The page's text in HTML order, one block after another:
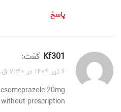
پاسخ
kf301 گفت:
۶ تیر ۱۴۰۴ در ۷:۳۰ ق.ظ
esomeprazole 20mg
without prescription